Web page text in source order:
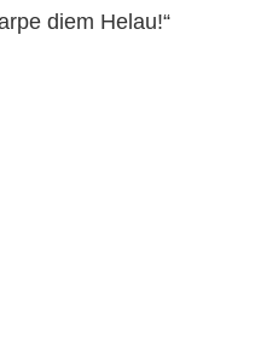
diem Helau!“